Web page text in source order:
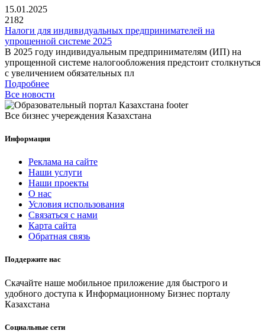
15.01.2025
2182
Налоги для индивидуальных предпринимателей на
упрощенной системе 2025
В 2025 году индивидуальным предпринимателям (ИП) на
упрощенной системе налогообложения предстоит столкнуться
с увеличением обязательных пл
Подробнее
Все новости
Все бизнес учереждения Казахстана
Информация
Реклама на сайте
Наши услуги
Наши проекты
О нас
Условия использования
Связаться с нами
Карта сайта
Обратная связь
Поддержите нас
Скачайте наше мобильное приложение для быстрого и
удобного доступа к Информационному Бизнес порталу
Казахстана
Социальные сети